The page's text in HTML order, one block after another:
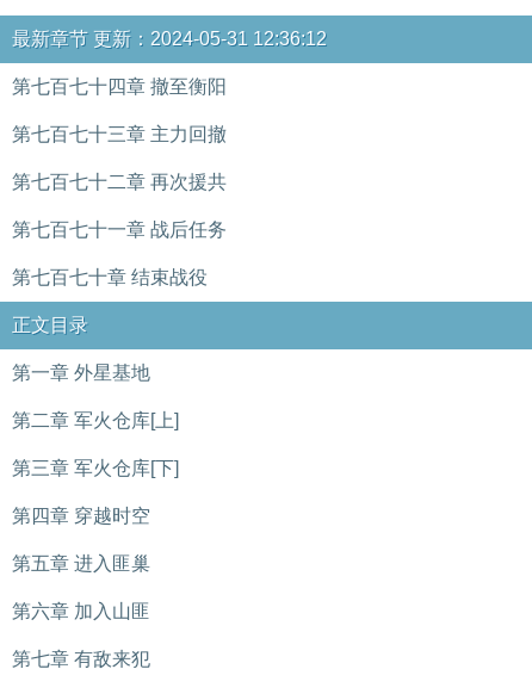
最新章节 更新：2024-05-31 12:36:12
第七百七十四章 撤至衡阳
第七百七十三章 主力回撤
第七百七十二章 再次援共
第七百七十一章 战后任务
第七百七十章 结束战役
正文目录
第一章 外星基地
第二章 军火仓库[上]
第三章 军火仓库[下]
第四章 穿越时空
第五章 进入匪巢
第六章 加入山匪
第七章 有敌来犯